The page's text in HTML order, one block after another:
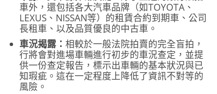
車外，還包括各大汽車品牌（如TOYOTA、
LEXUS、NISSAN等）的租賃合約到期車、公司
長租車、以及品質優良的中古車。
車況揭露： 相較於一般法院拍賣的完全盲拍，
行將會對進場車輛進行初步的車況查定，並提
供一份查定報告，標示出車輛的基本狀況與已
知瑕疵。這在一定程度上降低了資訊不對等的
風險。